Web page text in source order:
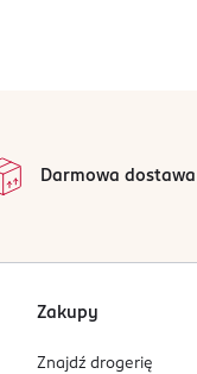
Darmowa dostawa
Zakupy
Znajdź drogerię